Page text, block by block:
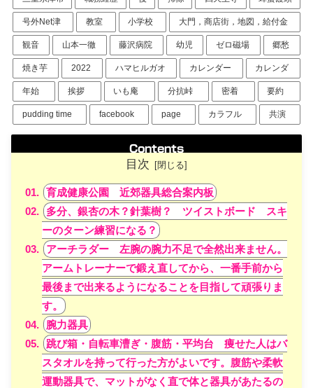
号外Net津 教室 小学校 大門，商店街，地図，給付金
観音 山本一徹 藤沢病院 幼児 ゼロ磁場 郷愁
焼き芋 2022 ハマヒルガオ カレンダー カレンダ
年始 挨拶 いも庵 分抗峠 密着 要約
pudding time facebook page カラフル 共演
Contents
目次
育成健康公園 近郊器具総合案内板
多分、銀杏の木？針葉樹？ ツイストボード スキ
ーのターン練習になる？
アーチラダー 左腕の腕力不足で全然出来ません。
アームトレーナーで鍛え直してから、一番手前から
最後まで出来るようになることを目指して頑張りま
す。
腕力器具
跳び箱・自転車漕ぎ・腹筋・平均台 痩せた人はバ
スタオルを持って行った方がよいです。腹筋や柔軟
運動器具で、マットがなく直で体と器具があたるの